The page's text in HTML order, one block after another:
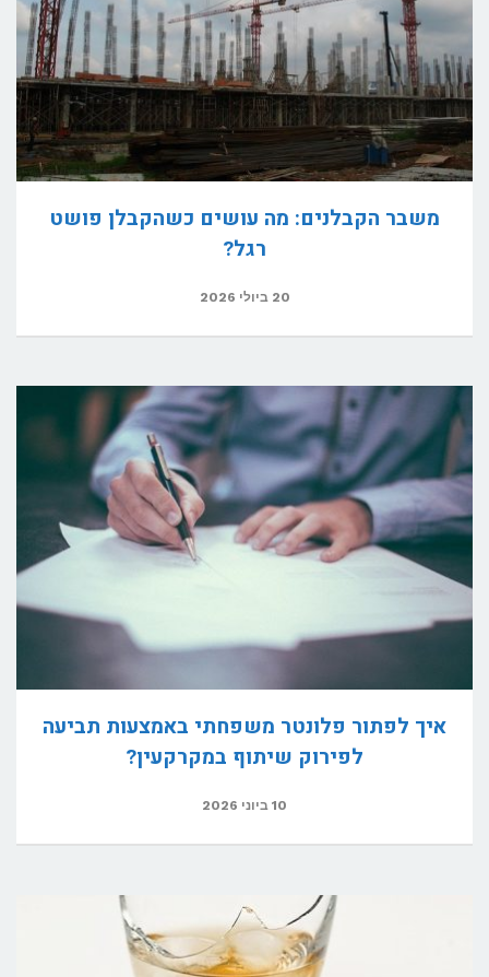
משבר הקבלנים: מה עושים כשהקבלן פושט
רגל?
20 ביולי 2026
איך לפתור פלונטר משפחתי באמצעות תביעה
לפירוק שיתוף במקרקעין?
10 ביוני 2026